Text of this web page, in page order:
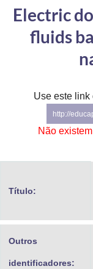
Controladoria-Geral da União
Ministério da Mulher, da
Secretaria de Governo
Gabinete de Segurança
Banco Central do Brasil
Electric
fluids
Use este link
http://
Não
Título:
Outros
identificadores: